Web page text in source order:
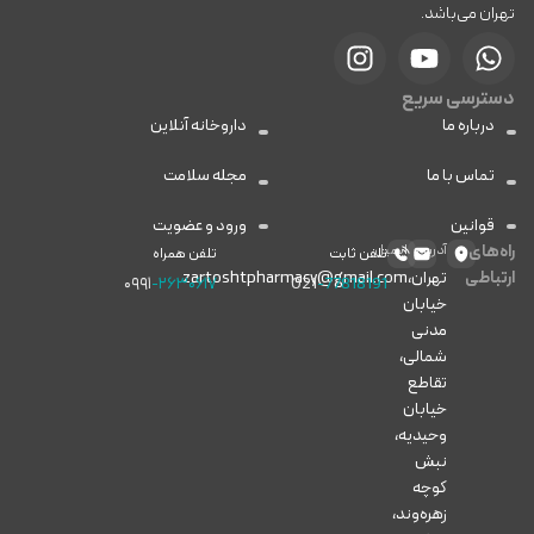
تهران می‌باشد.
دسترسی سریع
درباره ما
تماس با ما
قوانین
داروخانه آنلاین
مجله سلامت
ورود و عضویت
راه‌های
ارتباطی
آدرس
تهران،
خیابان
مدنی
شمالی،
تقاطع
خیابان
وحیدیه،
نبش
کوچه
زهره‌وند،
ایمیل
zartoshtpharmacy@gmail.com
تلفن ثابت
021-77818191
تلفن همراه
۰۹۹۱-۲۶۳۰۶۱۷